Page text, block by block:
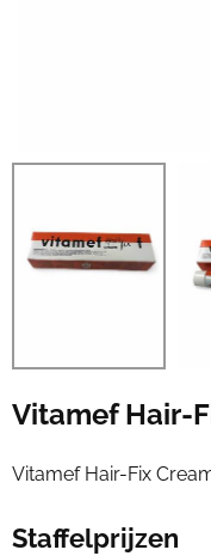
Vitamef Hair-
Vitamef Hair-Fix
Staffelprijzen